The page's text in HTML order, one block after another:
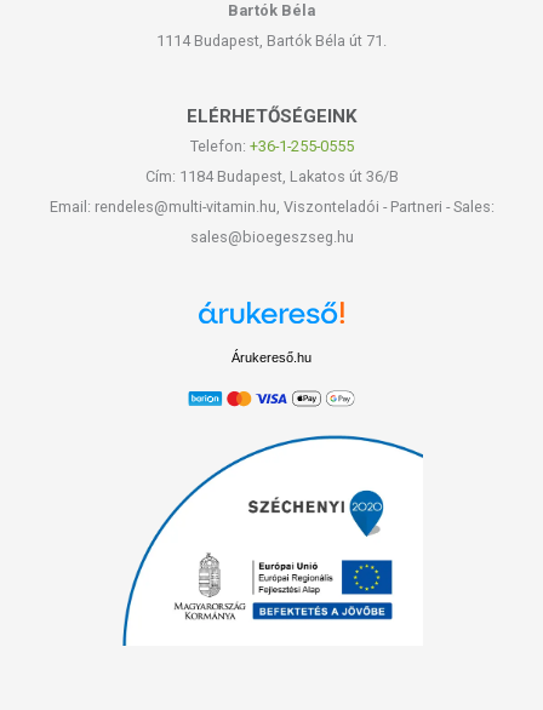
Bartók Béla
1114 Budapest, Bartók Béla út 71.
ELÉRHETŐSÉGEINK
Telefon: +36-1-255-0555
Cím: 1184 Budapest, Lakatos út 36/B
Email: rendeles@multi-vitamin.hu, Viszonteladói - Partneri - Sales:
sales@bioegeszseg.hu
Árukereső.hu